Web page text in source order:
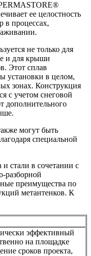
ее целостность
в процессах,
не только для
и для крыши
Этот сплав
установки в целом,
зонах. Конструкция
с учетом снеговой
дополнительного
могут быть
специальной
стали в сочетании с
разборной
преимущества по
метантенков. К
эффективный
на площадке
сроков проекта,